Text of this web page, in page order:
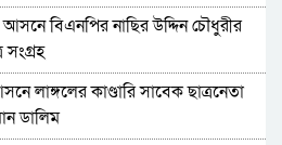
আসনে বিএনপির নাছির উদ্দিন চৌধুরীর
লাঙ্গলের কাণ্ডারি সাবেক ছাত্রনেতা
ডালিম